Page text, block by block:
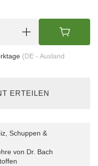
(DE - Ausland
ERTEILEN
Schuppen &
von Dr. Bach